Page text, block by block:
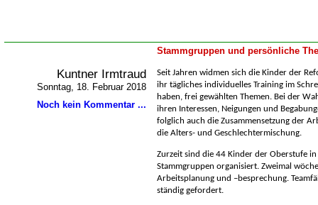
Stammgruppen und persönliche
Kuntner Irmtraud
Sonntag, 18. Februar 2018
Noch kein Kommentar ...
Seit Jahren widmen sich die Kinder der
ihr tägliches individuelles Training im
haben, frei gewählten Themen. Bei der
ihren Interessen, Neigungen und
folglich auch die Zusammensetzung der
die Alters- und Geschlechtermischung.
Zurzeit sind die 44 Kinder der Oberstufe
Stammgruppen organisiert. Zweimal
Arbeitsplanung und –besprechung.
ständig gefordert.